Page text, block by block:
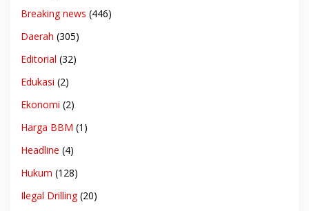
Breaking news (446)
Daerah (305)
Editorial (32)
Edukasi (2)
Ekonomi (2)
Harga BBM (1)
Headline (4)
Hukum (128)
Ilegal Drilling(20)